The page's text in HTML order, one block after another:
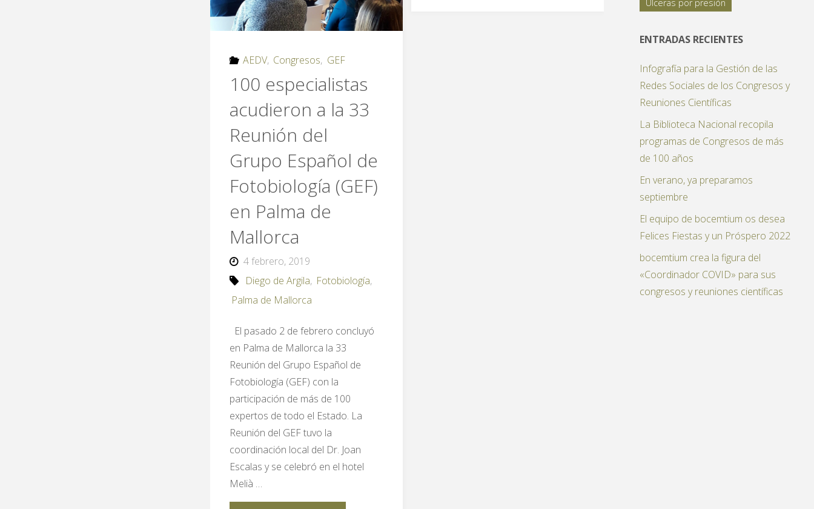
AEDV, Congresos, GEF
100 especialistas
acudieron a la 33
Reunión del
Grupo Español de
Fotobiología (GEF)
en Palma de
Mallorca
4 febrero, 2019
Diego de Argila, Fotobiología,
Palma de Mallorca
El pasado 2 de febrero concluyó
en Palma de Mallorca la 33
Reunión del Grupo Español de
Fotobiología (GEF) con la
participación de más de 100
expertos de todo el Estado. La
Reunión del GEF tuvo la
coordinación local del Dr. Joan
Escalas y se celebró en el hotel
Melià …
Úlceras por presión
ENTRADAS RECIENTES
Infografía para la Gestión de las
Redes Sociales de los Congresos y
Reuniones Científicas
La Biblioteca Nacional recopila
programas de Congresos de más
de 100 años
En verano, ya preparamos
septiembre
El equipo de bocemtium os desea
Felices Fiestas y un Próspero 2022
bocemtium crea la figura del
«Coordinador COVID» para sus
congresos y reuniones científicas